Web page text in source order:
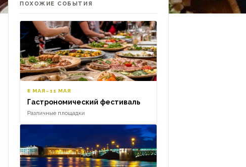
ПОХОЖИЕ СОБЫТИЯ
8 МАЯ–11 МАЯ
Гастрономический фестиваль
Различные площадки